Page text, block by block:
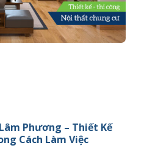
Phương – Thiết Kế
Cách Làm Việc